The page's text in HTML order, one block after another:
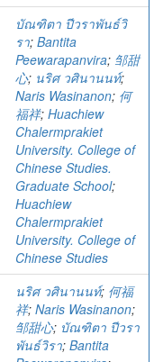
บัณฑิตา ปีวราพันธ์วิ
รา; Bantita
Peewarapanvira; 邹甜
心; นริศ วศินานนท์;
Naris Wasinanon; 何
福祥; Huachiew
Chalermprakiet
University. College of
Chinese Studies.
Graduate School;
Huachiew
Chalermprakiet
University. College of
Chinese Studies
นริศ วศินานนท์; 何福
祥; Naris Wasinanon;
邹甜心; บัณฑิตา ปีวรา
พันธ์วิรา; Bantita